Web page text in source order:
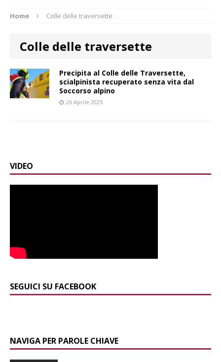
Home Colle delle traversette
Colle delle traversette
Precipita al Colle delle Traversette,
scialpinista recuperato senza vita dal
Soccorso alpino
26 Aprile 2025
VIDEO
SEGUICI SU FACEBOOK
NAVIGA PER PAROLE CHIAVE